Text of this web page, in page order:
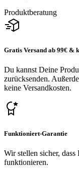
Produktberatung
Gratis Versand ab 99€ &
Du kannst Deine
zurücksenden.
keine Versandkosten.
Funktioniert-Garantie
Wir stellen sicher,
funktionieren.